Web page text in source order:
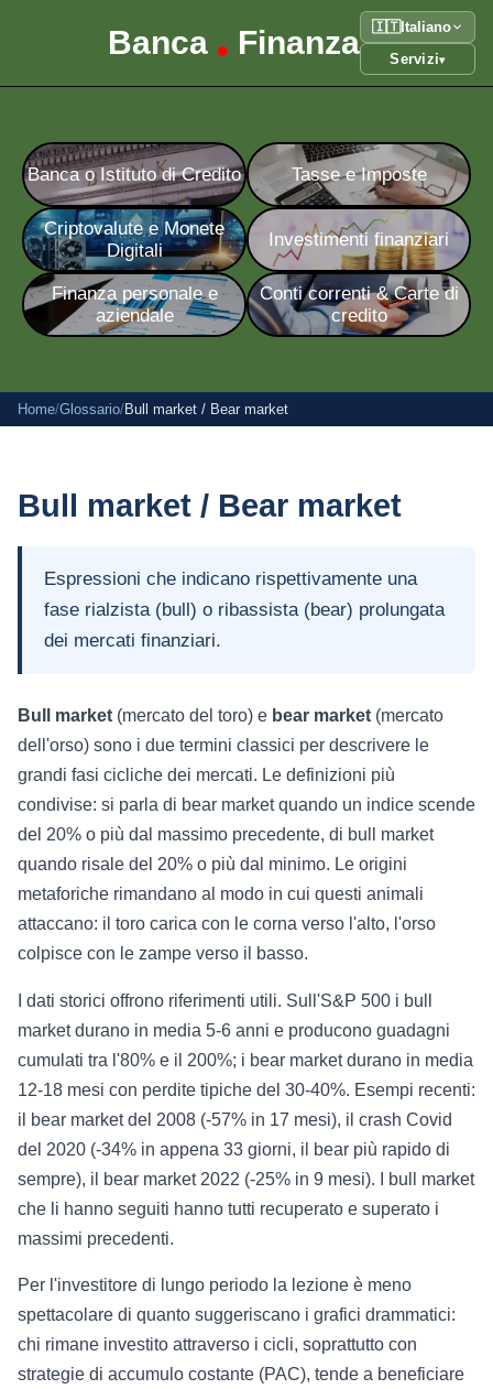
Banca • Finanza 🇮🇹 Italiano
Servizi▾
Banca o Istituto di Credito Tasse e Imposte
Criptovalute e Monete
Digitali
Investimenti finanziari
Finanza personale e
aziendale
Conti correnti & Carte di
credito
Home/Glossario/Bull market / Bear market
Bull market / Bear market
Espressioni che indicano rispettivamente una
fase rialzista (bull) o ribassista (bear) prolungata
dei mercati finanziari.
Bull market (mercato del toro) e bear market (mercato
dell'orso) sono i due termini classici per descrivere le
grandi fasi cicliche dei mercati. Le definizioni più
condivise: si parla di bear market quando un indice scende
del 20% o più dal massimo precedente, di bull market
quando risale del 20% o più dal minimo. Le origini
metaforiche rimandano al modo in cui questi animali
attaccano: il toro carica con le corna verso l'alto, l'orso
colpisce con le zampe verso il basso.
I dati storici offrono riferimenti utili. Sull'S&P 500 i bull
market durano in media 5-6 anni e producono guadagni
cumulati tra l'80% e il 200%; i bear market durano in media
12-18 mesi con perdite tipiche del 30-40%. Esempi recenti:
il bear market del 2008 (-57% in 17 mesi), il crash Covid
del 2020 (-34% in appena 33 giorni, il bear più rapido di
sempre), il bear market 2022 (-25% in 9 mesi). I bull market
che li hanno seguiti hanno tutti recuperato e superato i
massimi precedenti.
Per l'investitore di lungo periodo la lezione è meno
spettacolare di quanto suggeriscano i grafici drammatici:
chi rimane investito attraverso i cicli, soprattutto con
strategie di accumulo costante (PAC), tende a beneficiare